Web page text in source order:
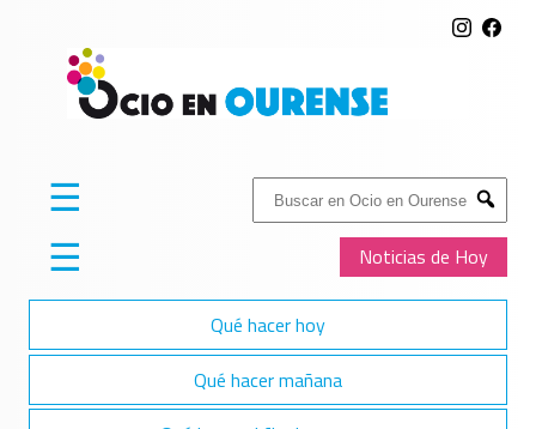
Buscar:
Submit
Noticias de Hoy
☰
☰
Qué hacer hoy
Qué hacer mañana